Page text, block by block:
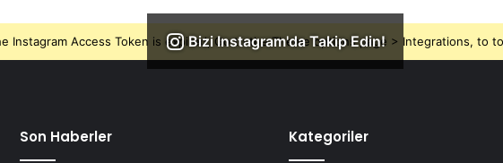
Bizi Instagram'da Takip Edin!
Instagram Access Token is expired, Go to the Theme options page > Integrations, to
Son Haberler Kategoriler